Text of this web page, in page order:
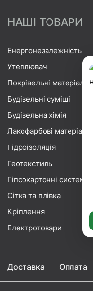
НАШІ ТОВАРИ
Енергонезалежність
Утеплювач
Покрівельні матеріали
Будівельні суміші
Будівельна хімія
Лакофарбові матеріали
Гідроізоляція
Геотекстиль
Гіпсокартонні системи
Сітка та плівка
Кріплення
Електротовари
Доставка Оплата